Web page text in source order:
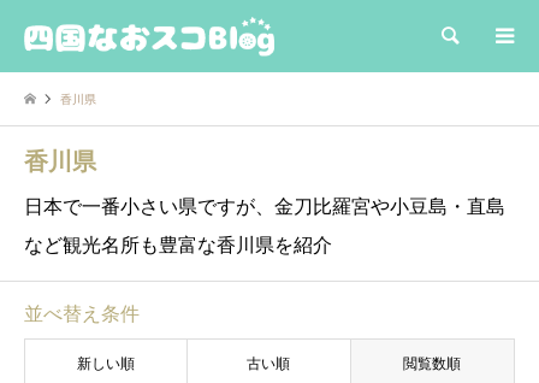
検索
香川県
香川県
日本で一番小さい県ですが、金刀比羅宮や小豆島・直島
など観光名所も豊富な香川県を紹介
並べ替え条件
新しい順 古い順 閲覧数順